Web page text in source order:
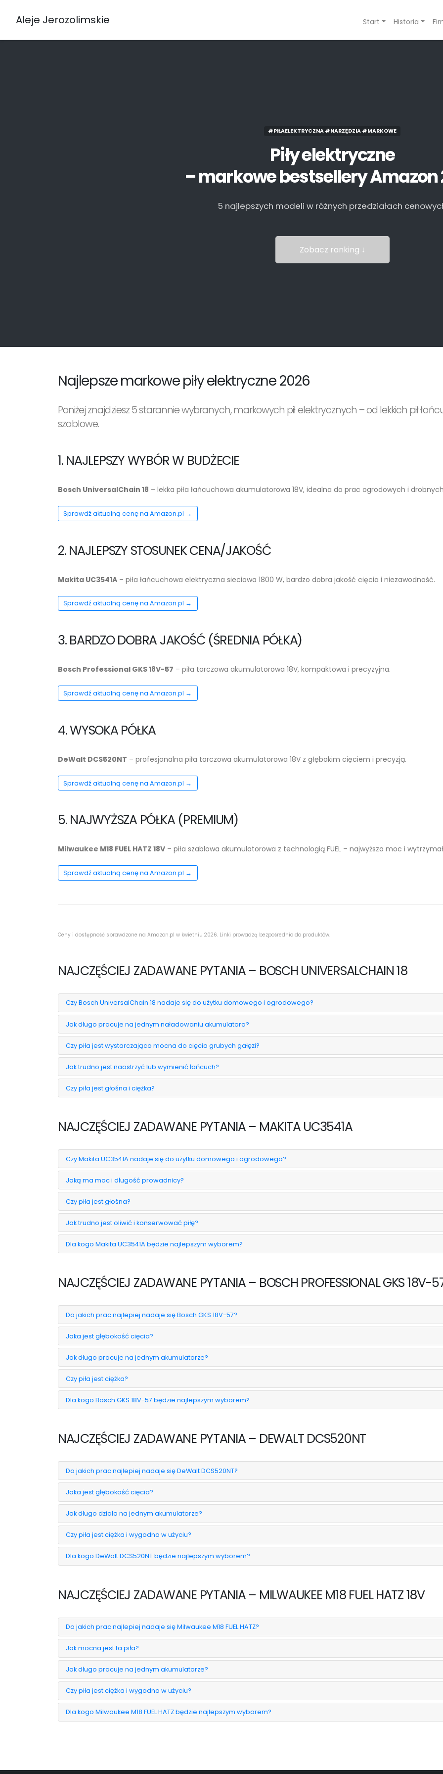
Aleje Jerozolimskie Start Historia
#PIŁAELEKTRYCZNA #NARZĘDZIA #MARKOWE
Piły elektryczne
– markowe bestsellery Amazon
5 najlepszych modeli w różnych przedziałach
Zobacz ranking ↓
Najlepsze markowe piły elektryczne 2026
Poniżej znajdziesz 5 starannie wybranych, markowych pił elektrycznych – od lekkich pił
szablowe.
1. NAJLEPSZY WYBÓR W BUDŻECIE
Bosch UniversalChain 18 – lekka piła łańcuchowa akumulatorowa 18V, idealna do prac ogrodowych i
Sprawdź aktualną cenę na Amazon.pl →
2. NAJLEPSZY STOSUNEK CENA/JAKOŚĆ
Makita UC3541A – piła łańcuchowa elektryczna sieciowa 1800 W, bardzo dobra jakość cięcia i niezawodność.
Sprawdź aktualną cenę na Amazon.pl →
3. BARDZO DOBRA JAKOŚĆ (ŚREDNIA PÓŁKA)
Bosch Professional GKS 18V-57 – piła tarczowa akumulatorowa 18V, kompaktowa i precyzyjna.
Sprawdź aktualną cenę na Amazon.pl →
4. WYSOKA PÓŁKA
DeWalt DCS520NT – profesjonalna piła tarczowa akumulatorowa 18V z głębokim cięciem i precyzją.
Sprawdź aktualną cenę na Amazon.pl →
5. NAJWYŻSZA PÓŁKA (PREMIUM)
Milwaukee M18 FUEL HATZ 18V – piła szablowa akumulatorowa z technologią FUEL – najwyższa moc i
Sprawdź aktualną cenę na Amazon.pl →
Ceny i dostępność sprawdzone na Amazon.pl w kwietniu 2026. Linki prowadzą bezpośrednio do produktów.
NAJCZĘŚCIEJ ZADAWANE PYTANIA – BOSCH UNIVERSALCHAIN 18
Czy Bosch UniversalChain 18 nadaje się do użytku domowego i ogrodowego?
Jak długo pracuje na jednym naładowaniu akumulatora?
Czy piła jest wystarczająco mocna do cięcia grubych gałęzi?
Jak trudno jest naostrzyć lub wymienić łańcuch?
Czy piła jest głośna i ciężka?
NAJCZĘŚCIEJ ZADAWANE PYTANIA – MAKITA UC3541A
Czy Makita UC3541A nadaje się do użytku domowego i ogrodowego?
Jaką ma moc i długość prowadnicy?
Czy piła jest głośna?
Jak trudno jest oliwić i konserwować piłę?
Dla kogo Makita UC3541A będzie najlepszym wyborem?
NAJCZĘŚCIEJ ZADAWANE PYTANIA – BOSCH PROFESSIONAL GKS 18V-
Do jakich prac najlepiej nadaje się Bosch GKS 18V-57?
Jaka jest głębokość cięcia?
Jak długo pracuje na jednym akumulatorze?
Czy piła jest ciężka?
Dla kogo Bosch GKS 18V-57 będzie najlepszym wyborem?
NAJCZĘŚCIEJ ZADAWANE PYTANIA – DEWALT DCS520NT
Do jakich prac najlepiej nadaje się DeWalt DCS520NT?
Jaka jest głębokość cięcia?
Jak długo działa na jednym akumulatorze?
Czy piła jest ciężka i wygodna w użyciu?
Dla kogo DeWalt DCS520NT będzie najlepszym wyborem?
NAJCZĘŚCIEJ ZADAWANE PYTANIA – MILWAUKEE M18 FUEL HATZ 18V
Do jakich prac najlepiej nadaje się Milwaukee M18 FUEL HATZ?
Jak mocna jest ta piła?
Jak długo pracuje na jednym akumulatorze?
Czy piła jest ciężka i wygodna w użyciu?
Dla kogo Milwaukee M18 FUEL HATZ będzie najlepszym wyborem?